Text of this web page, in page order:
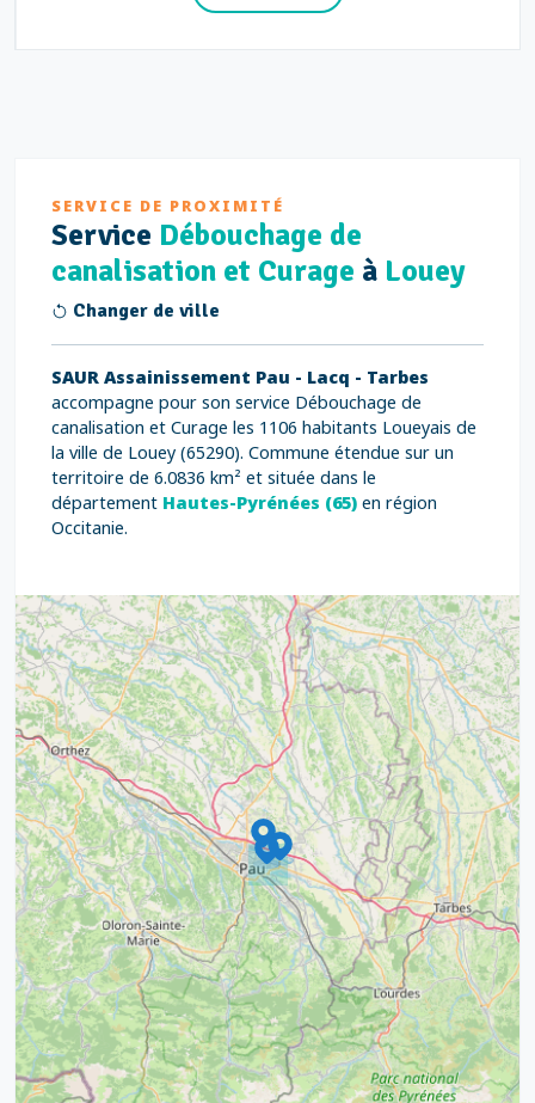
SERVICE DE PROXIMITÉ
Service Débouchage de
canalisation et Curage à Louey
Changer de ville
SAUR Assainissement Pau - Lacq - Tarbes
accompagne pour son service Débouchage de
canalisation et Curage les 1106 habitants Loueyais de
la ville de Louey (65290). Commune étendue sur un
territoire de 6.0836 km² et située dans le
département Hautes-Pyrénées (65) en région
Occitanie.
2
3
12
4
7
16
9